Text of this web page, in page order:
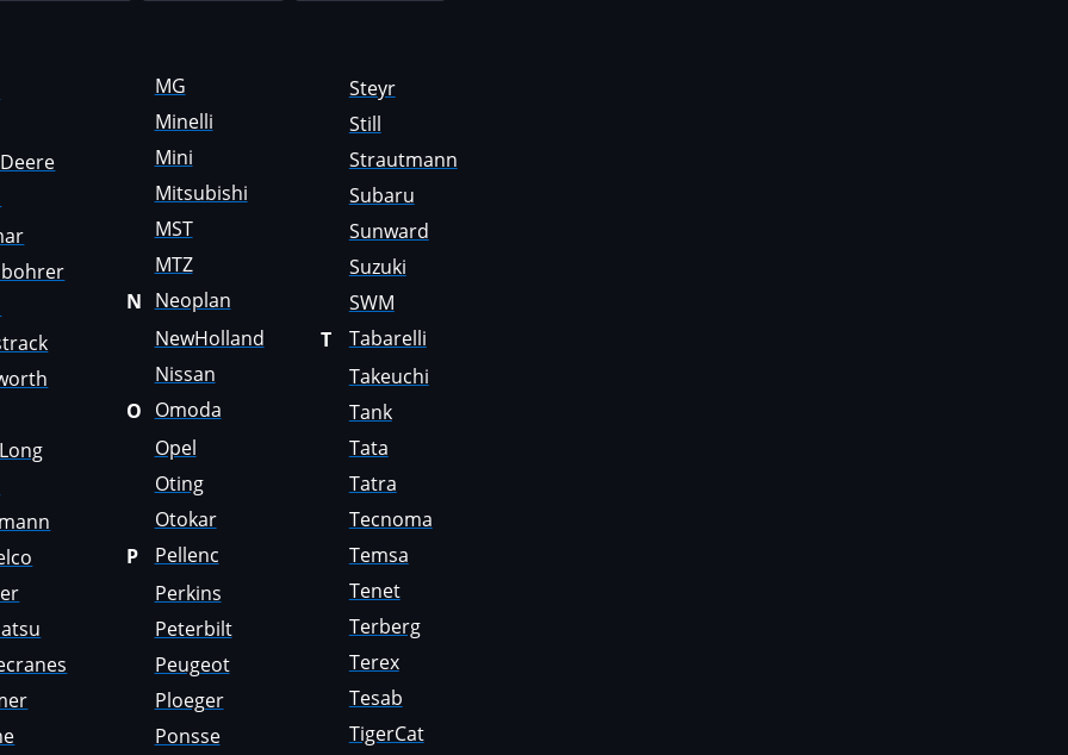
MG
Minelli
Mini
Mitsubishi
MST
MTZ
N Neoplan
NewHolland
Nissan
O Omoda
Opel
Oting
Otokar
P
Pellenc
Perkins
Peterbilt
Peugeot
Ploeger
Ponsse
Steyr
Still
Strautmann
Subaru
Sunward
Suzuki
SWM
T
Tabarelli
Takeuchi
Tank
Tata
Tatra
Tecnoma
Temsa
Tenet
Terberg
Terex
Tesab
TigerCat